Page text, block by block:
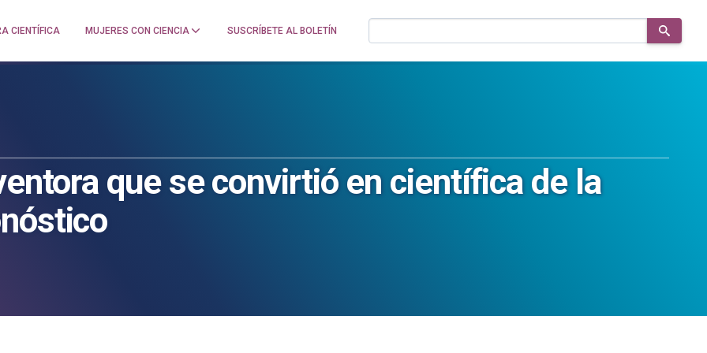
CIENTÍFICA MUJERES CON CIENCIA SUSCRÍBETE AL BOLETÍN
en
el
que se convirtió en científica de la